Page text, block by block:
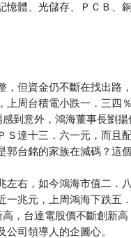
憶體、光儲存、ＰＣＢ、
，但資金仍不斷在找出路
上周台積電小跌一．三四
到意外，鴻海董事長劉
Ｓ達十三．六一元，而且
郭台銘的家族在減碼？這
左右，如今鴻海市值二．
一兆元，上周鴻海下跌五
，台達電股價不斷創新
司領導人的企圖心。